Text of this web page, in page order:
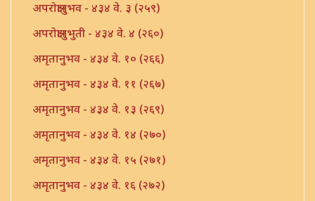
अपरोक्षानुभव - ४३४ वे. ३ (२५९)
अपरोक्षानुभुती - ४३४ वे. ४ (२६०)
अमृतानुभव - ४३४ वे. १० (२६६)
अमृतानुभव - ४३४ वे. ११ (२६७)
अमृतानुभव - ४३४ वे. १३ (२६९)
अमृतानुभव - ४३४ वे. १४ (२७०)
अमृतानुभव - ४३४ वे. १५ (२७१)
अमृतानुभव - ४३४ वे. १६ (२७२)